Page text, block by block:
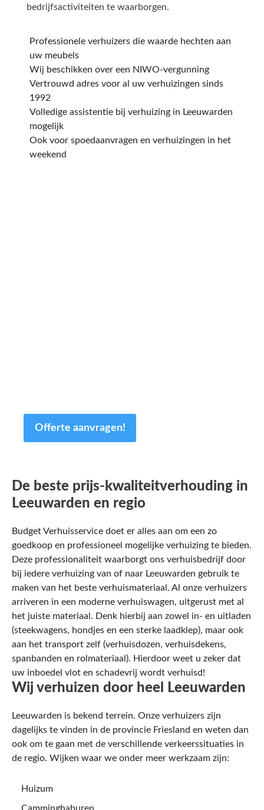
bedrijfsactiviteiten te waarborgen.
Professionele verhuizers die waarde hechten aan
uw meubels
Wij beschikken over een NIWO-vergunning
Vertrouwd adres voor al uw verhuizingen sinds
1992
Volledige assistentie bij verhuizing in Leeuwarden
mogelijk
Ook voor spoedaanvragen en verhuizingen in het
weekend
Offerte aanvragen!
De beste prijs-kwaliteitverhouding in
Leeuwarden en regio
Budget Verhuisservice doet er alles aan om een zo
goedkoop en professioneel mogelijke verhuizing te bieden.
Deze professionaliteit waarborgt ons verhuisbedrijf door
bij iedere verhuizing van of naar Leeuwarden gebruik te
maken van het beste verhuismateriaal. Al onze verhuizers
arriveren in een moderne verhuiswagen, uitgerust met al
het juiste materiaal. Denk hierbij aan zowel in- en uitladen
(steekwagens, hondjes en een sterke laadklep), maar ook
aan het transport zelf (verhuisdozen, verhuisdekens,
spanbanden en rolmateriaal). Hierdoor weet u zeker dat
uw inboedel vlot en schadevrij wordt verhuisd!
Wij verhuizen door heel Leeuwarden
Leeuwarden is bekend terrein. Onze verhuizers zijn
dagelijks te vinden in de provincie Friesland en weten dan
ook om te gaan met de verschillende verkeerssituaties in
de regio. Wijken waar we onder meer werkzaam zijn:
Huizum
Camminghaburen